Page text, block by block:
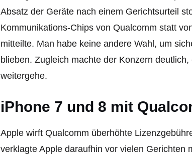
Absatz der Geräte nach einem Gerichtsurteil
Kommunikations-Chips von Qualcomm statt
mitteilte. Man habe keine andere Wahl, um
blieben. Zugleich machte der Konzern
weitergehe.
iPhone 7 und 8 mit
Apple wirft Qualcomm überhöhte
verklagte Apple daraufhin vor vielen Gerichten